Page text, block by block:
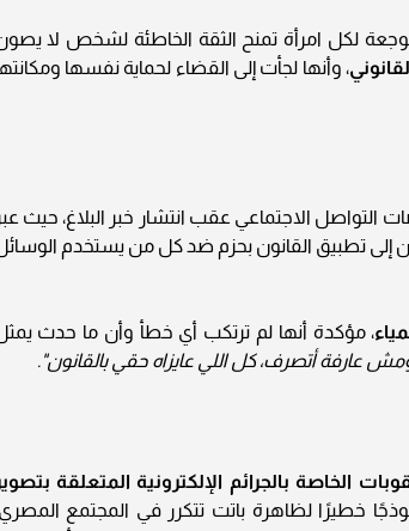
لكل امرأة تمنح الثقة الخاطئة لشخص لا
، وأنها لجأت إلى القضاء لحماية نفسها
الاجتماعي عقب انتشار خبر البلاغ، حيث
إلى تطبيق القانون بحزم ضد كل من يستخدم
، مؤكدة أنها لم ترتكب أي خطأ وأن ما حدث
ومش عارفة أتصرف، كل اللي عايزاه حقي بالقانون".
الخاصة بالجرائم الإلكترونية المتعلقة
خطيرًا لظاهرة باتت تتكرر في المجتمع